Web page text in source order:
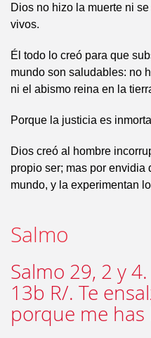
Dios no hizo la muerte ni
vivos.
Él todo lo creó para que
mundo son saludables: no
ni el abismo reina en la
Porque la justicia es
Dios creó al hombre
propio ser; mas por envidia
mundo, y la experimentan
Salmo
Salmo 29, 2 y
13b R/. Te
porque me has